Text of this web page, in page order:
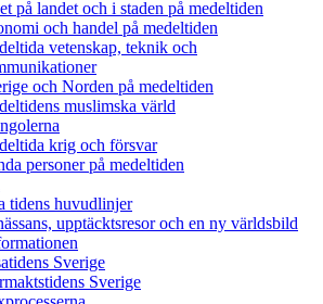
på landet och i staden på medeltiden
och handel på medeltiden
vetenskap, teknik och
och Norden på medeltiden
muslimska värld
krig och försvar
personer på medeltiden
tidens huvudlinjer
upptäcktsresor och en ny världsbild
Sverige
Sverige